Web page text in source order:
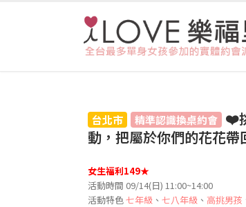
台北市 精準認識換桌約會 ❤️
動，把屬於你們的花花
女生福利149★
活動時間 09/14(日) 11:00~14:00
活動特色七年級 、 七八年級 、 高挑男孩